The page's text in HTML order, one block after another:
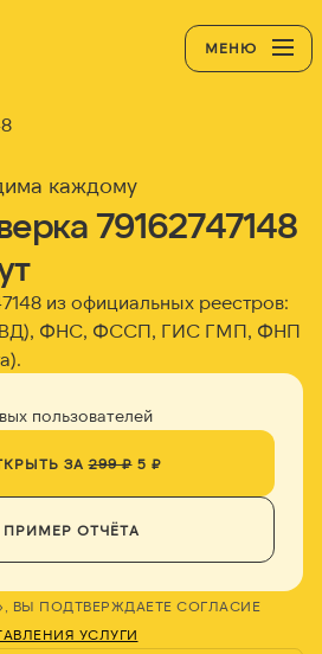
МЕНЮ
каждому
79162747148
из официальных реестров:
ФНС, ФССП, ГИС ГМП, ФНП
пользователей
ЗА299 ₽5 ₽
ПРИМЕР ОТЧЁТА
ВЫ ПОДТВЕРЖДАЕТЕ СОГЛАСИЕ
УСЛУГИ